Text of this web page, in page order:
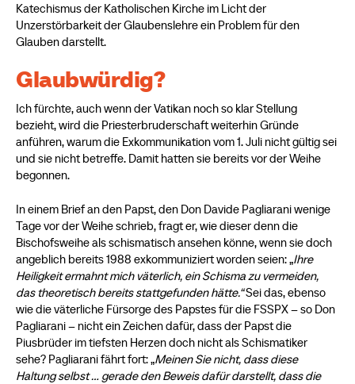
Katechismus der Katholischen Kirche im Licht der
Unzerstörbarkeit der Glaubenslehre ein Problem für den
Glauben darstellt.
Glaubwürdig?
Ich fürchte, auch wenn der Vatikan noch so klar Stellung
bezieht, wird die Priesterbruderschaft weiterhin Gründe
anführen, warum die Exkommunikation vom 1. Juli nicht gültig sei
und sie nicht betreffe. Damit hatten sie bereits vor der Weihe
begonnen.
In einem Brief an den Papst, den Don Davide Pagliarani wenige
Tage vor der Weihe schrieb, fragt er, wie dieser denn die
Bischofsweihe als schismatisch ansehen könne, wenn sie doch
angeblich bereits 1988 exkommuniziert worden seien: „Ihre
Heiligkeit ermahnt mich väterlich, ein Schisma zu vermeiden,
das theoretisch bereits stattgefunden hätte.“Sei das, ebenso
wie die väterliche Fürsorge des Papstes für die FSSPX – so Don
Pagliarani – nicht ein Zeichen dafür, dass der Papst die
Piusbrüder im tiefsten Herzen doch nicht als Schismatiker
sehe? Pagliarani fährt fort: „Meinen Sie nicht, dass diese
Haltung selbst … gerade den Beweis dafür darstellt, dass die